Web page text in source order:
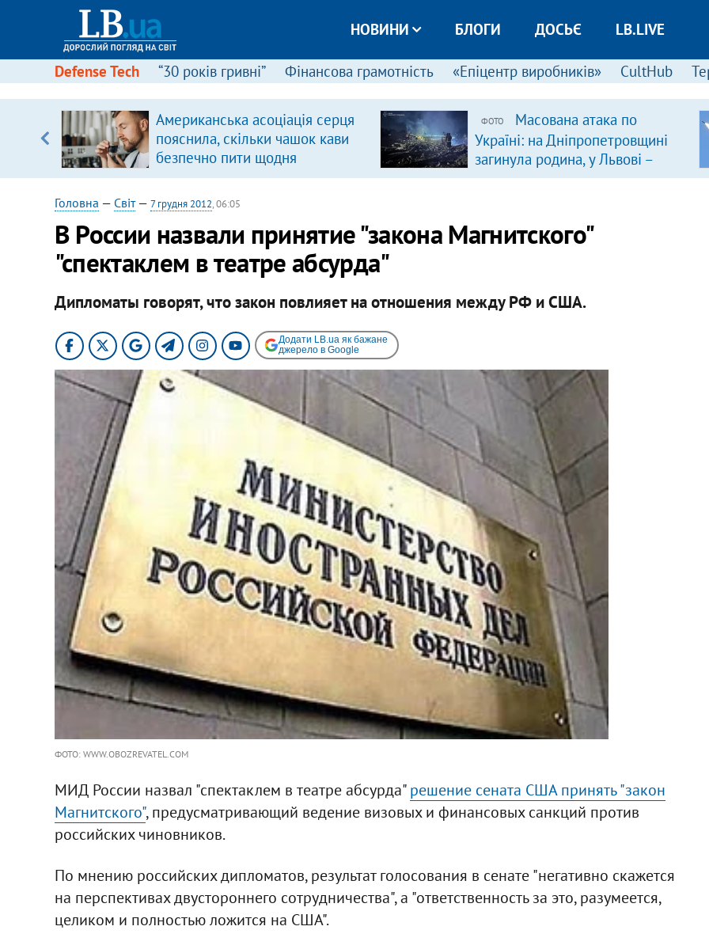
НОВИНИ БЛОГИ ДОСЬЄ LB.LIVE
Defense Tech “30 років гривні” Фінансова грамотність «Епіцентр виробників» CultHub
Американська асоціація серця
пояснила, скільки чашок кави
безпечно пити щодня
ФОТО
Масована атака по
Україні: на Дніпропетровщині
загинула родина, у Львові –
удар по багатоповерхівках
Головна — Світ— 7 грудня 2012, 06:05
В России назвали принятие "закона Магнитского"
"спектаклем в театре абсурда"
Дипломаты говорят, что закон повлияет на отношения между РФ и США.
Додати LB.ua як бажане
джерело в Google
ФОТО: WWW.OBOZREVATEL.COM
МИД России назвал "спектаклем в театре абсурда"решение сената США принять "закон
Магнитского", предусматривающий ведение визовых и финансовых санкций против
российских чиновников.
По мнению российских дипломатов, результат голосования в сенате "негативно скажется
на перспективах двустороннего сотрудничества", а "ответственность за это, разумеется,
целиком и полностью ложится на США".